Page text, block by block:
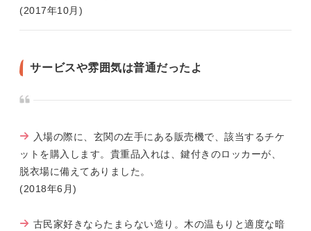
(2017年10月)
サービスや雰囲気は普通だったよ
入場の際に、玄関の左手にある販売機で、該当するチケ
ットを購入します。貴重品入れは、鍵付きのロッカーが、
脱衣場に備えてありました。
(2018年6月)
古民家好きならたまらない造り。木の温もりと適度な暗